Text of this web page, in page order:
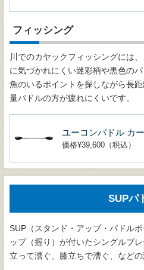
フィッシング
川でのカヤックフィッシングには
に気づかれにくい迷彩柄や黒色のパ
魚のいるポイントを探しながら長
量パドルの方が疲れにくいです。
ユーコンパドル カ
価格¥39,600（税込）
SUPパ
SUP（スタンド・アップ・パドル
ップ（握り）が付いたシングルブ
立って漕ぐ、膝立ちで漕ぐ、などの